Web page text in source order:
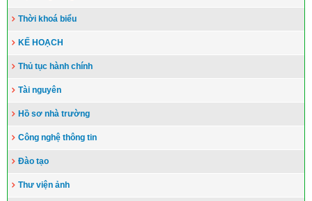
Thời khoá biểu
KẾ HOẠCH
Thủ tục hành chính
Tài nguyên
Hồ sơ nhà trường
Công nghệ thông tin
Đào tạo
Thư viện ảnh